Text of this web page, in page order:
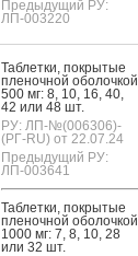
Предыдущий РУ:
ЛП-003220
Таб­летки, пок­ры­тые
пле­ноч­ной обо­лоч­кой,
500 мг: 8, 10, 16, 40,
42 или 48 шт.
РУ: ЛП-№(006306)-
(РГ-RU) от 22.07.24
Предыдущий РУ:
ЛП-003641
Таб­летки, пок­ры­тые
пле­ноч­ной обо­лоч­кой,
1000 мг: 7, 8, 10, 28
или 32 шт.